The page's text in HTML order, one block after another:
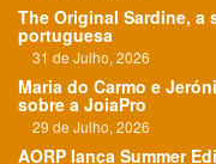
The Original Sardine, a
portuguesa
31 de Julho, 2026
Maria do Carmo e
sobre a JoiaPro
29 de Julho, 2026
AORP lança Summer